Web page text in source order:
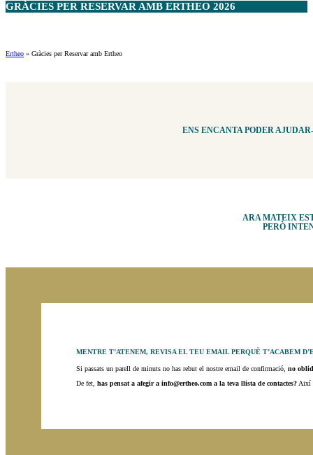
GRÀCIES PER RESERVAR AMB ERTHEO 2026
Ertheo » Gràcies per Reservar amb Ertheo
ENS ENCANTA PODER
ARA MATEIX
PERÒ
MENTRE T’ATENEM, REVISA EL TEU EMAIL PERQUÈ T’ACABEM
Si passats un parell de minuts no has rebut el nostre email de confirmació,no
De fet,has pensat a afegir a info@ertheo.com a la teva llista de contactes? Així